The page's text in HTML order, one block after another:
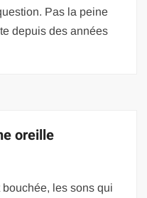
Pas la peine
depuis des années
oreille
les sons qui